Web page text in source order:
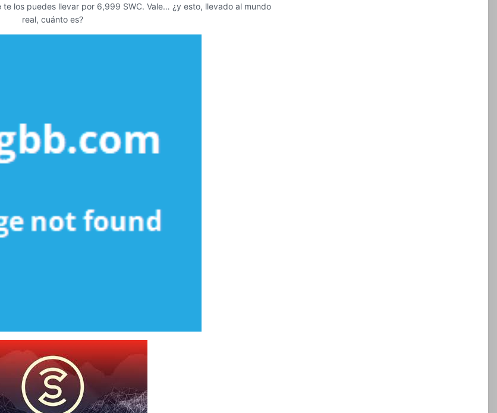
los puedes llevar por 6,999 SWC. Vale… ¿y esto, llevado al mundo
real, cuánto es?